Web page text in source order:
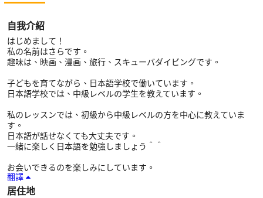
自我介紹
はじめまして！
私の名前はさらです。
趣味は、映画、漫画、旅行、スキューバダイビングです。
子どもを育てながら、日本語学校で働いています。
日本語学校では、中級レベルの学生を教えています。
私のレッスンでは、初級から中級レベルの方を中心に教えていま
す。
日本語が話せなくても大丈夫です。
一緒に楽しく日本語を勉強しましょう＾＾
お会いできるのを楽しみにしています。
翻譯
居住地